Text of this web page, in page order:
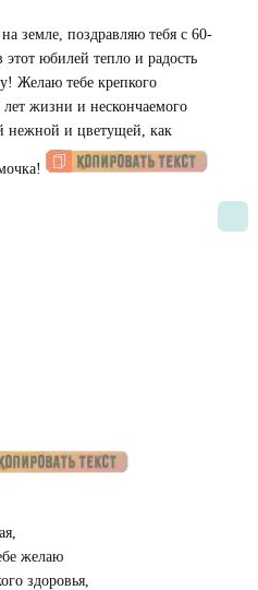
земле, поздравляю тебя с 60-
юбилей тепло и радость
Желаю тебе крепкого
лет жизни и нескончаемого
нежной и цветущей, как
желаю
здоровья,